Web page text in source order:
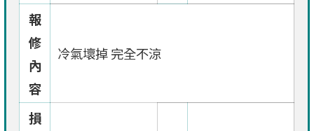
報
修
內
容
冷氣壞掉 完全不涼
損